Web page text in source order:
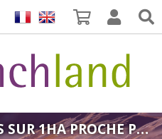
+ 1000M² DE HANGARS SUR 1HA PROCHE PERPIGNAN